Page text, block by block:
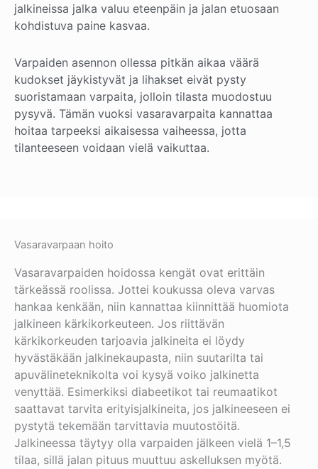
jalkineissa jalka valuu eteenpäin ja jalan etuosaan
kohdistuva paine kasvaa.
Varpaiden asennon ollessa pitkän aikaa väärä
kudokset jäykistyvät ja lihakset eivät pysty
suoristamaan varpaita, jolloin tilasta muodostuu
pysyvä. Tämän vuoksi vasaravarpaita kannattaa
hoitaa tarpeeksi aikaisessa vaiheessa, jotta
tilanteeseen voidaan vielä vaikuttaa.
Vasaravarpaan hoito
Vasaravarpaiden hoidossa kengät ovat erittäin
tärkeässä roolissa. Jottei koukussa oleva varvas
hankaa kenkään, niin kannattaa kiinnittää huomiota
jalkineen kärkikorkeuteen. Jos riittävän
kärkikorkeuden tarjoavia jalkineita ei löydy
hyvästäkään jalkinekaupasta, niin suutarilta tai
apuvälineteknikolta voi kysyä voiko jalkinetta
venyttää. Esimerkiksi diabeetikot tai reumaatikot
saattavat tarvita erityisjalkineita, jos jalkineeseen ei
pystytä tekemään tarvittavia muutostöitä.
Jalkineessa täytyy olla varpaiden jälkeen vielä 1–1,5
tilaa, sillä jalan pituus muuttuu askelluksen myötä.